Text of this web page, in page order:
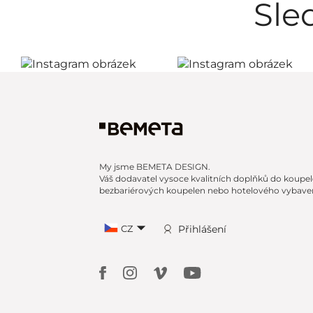
My jsme BEMETA DESIGN.
Váš dodavatel vysoce kvalitních doplňků do
bezbariérových koupelen nebo hotelového
CZ Přihlášení